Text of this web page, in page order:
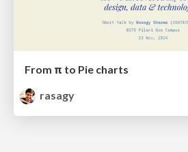
From π to Pie charts
rasagy